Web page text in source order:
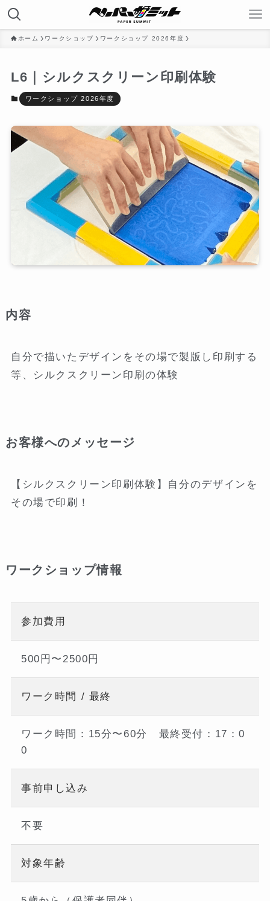
ホーム ワークショップ ワークショップ 2026年度
L6｜シルクスクリーン印刷体験
ワークショップ 2026年度
内容
自分で描いたデザインをその場で製版し印刷する
等、シルクスクリーン印刷の体験
お客様へのメッセージ
【シルクスクリーン印刷体験】自分のデザインを
その場で印刷！
ワークショップ情報
参加費用
500円〜2500円
ワーク時間 / 最終
ワーク時間：15分〜60分 最終受付：17：0
0
事前申し込み
不要
対象年齢